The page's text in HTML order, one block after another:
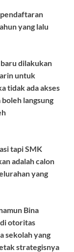
yang lalu
dilakukan
untuk
tidak ada akses
langsung
tapi SMK
adalah calon
yang
Bina
otoritas
sekolah yang
strategisnya